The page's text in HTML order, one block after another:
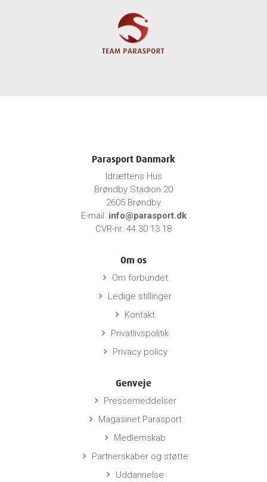
Parasport Danmark
Idrættens Hus
Brøndby Stadion 20
2605 Brøndby
E-mail: info@parasport.dk
CVR-nr. 44 30 13 18
Om os
keyboard_arrow_right Om forbundet
keyboard_arrow_right Ledige stillinger
keyboard_arrow_right Kontakt
keyboard_arrow_right Privatlivspolitik
keyboard_arrow_right Privacy policy
Genveje
keyboard_arrow_right Pressemeddelser
keyboard_arrow_right Magasinet Parasport
keyboard_arrow_right Medlemskab
keyboard_arrow_right Partnerskaber og støtte
keyboard_arrow_right Uddannelse